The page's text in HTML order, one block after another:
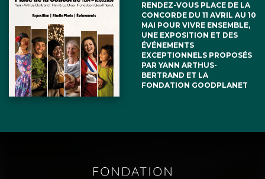
RENDEZ-VOUS PLACE DE LA
CONCORDE DU 11 AVRIL AU 10
MAI POUR VIVRE ENSEMBLE,
UNE EXPOSITION ET DES
ÉVÉNEMENTS
EXCEPTIONNELS PROPOSÉS
PAR YANN ARTHUS-
BERTRAND ET LA
FONDATION GOODPLANET